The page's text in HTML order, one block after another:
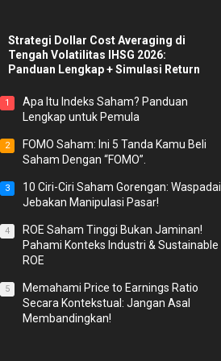
Strategi Dollar Cost Averaging di
Tengah Volatilitas IHSG 2026:
Panduan Lengkap + Simulasi Return
1
Apa Itu Indeks Saham? Panduan
Lengkap untuk Pemula
2
FOMO Saham: Ini 5 Tanda Kamu Beli
Saham Dengan “FOMO”.
3
10 Ciri-Ciri Saham Gorengan: Waspadai
Jebakan Manipulasi Pasar!
4
ROE Saham Tinggi Bukan Jaminan!
Pahami Konteks Industri & Sustainable
ROE
5
Memahami Price to Earnings Ratio
Secara Kontekstual: Jangan Asal
Membandingkan!